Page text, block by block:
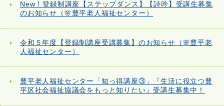
New！登録制講座【ステップダンス】【詩吟】受講生募集
のお知らせ（🌸豊平老人福祉センター）
令和５年度【登録制講座受講募集】のお知らせ（🌸豊平老
人福祉センター）
豊平老人福祉センター「知っ得講座③」『生活に役立つ豊
平区社会福祉協議会をもっと知りたい』受講生募集中！